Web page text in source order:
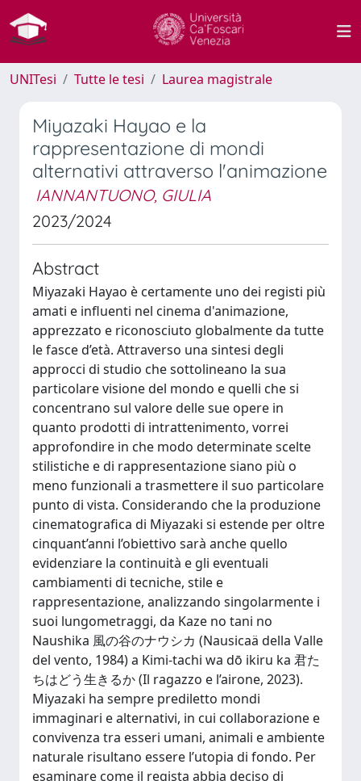
UNITesi Tutte le tesi Laurea magistrale
Miyazaki Hayao e la
rappresentazione di mondi
alternativi attraverso l'animazione
IANNANTUONO, GIULIA
2023/2024
Abstract
Miyazaki Hayao è certamente uno dei registi più
amati e influenti nel cinema d'animazione,
apprezzato e riconosciuto globalmente da tutte
le fasce d’età. Attraverso una sintesi degli
approcci di studio che sottolineano la sua
particolare visione del mondo e quelli che si
concentrano sul valore delle sue opere in
quanto prodotti di intrattenimento, vorrei
approfondire in che modo determinate scelte
stilistiche e di rappresentazione siano più o
meno funzionali a trasmettere il suo particolare
punto di vista. Considerando che la produzione
cinematografica di Miyazaki si estende per oltre
cinquant’anni l’obiettivo sarà anche quello
evidenziare la continuità e gli eventuali
cambiamenti di tecniche, stile e
rappresentazione, analizzando singolarmente i
suoi lungometraggi, da Kaze no tani no
Naushika 風の谷のナウシカ (Nausicaä della Valle
del vento, 1984) a Kimi-tachi wa dō ikiru ka 君た
ちはどう生きるか (Il ragazzo e l’airone, 2023).
Miyazaki ha sempre prediletto mondi
immaginari e alternativi, in cui collaborazione e
convivenza tra esseri umani, animali e ambiente
naturale risultano essere l’utopia di fondo. Per
esaminare come il regista abbia deciso di